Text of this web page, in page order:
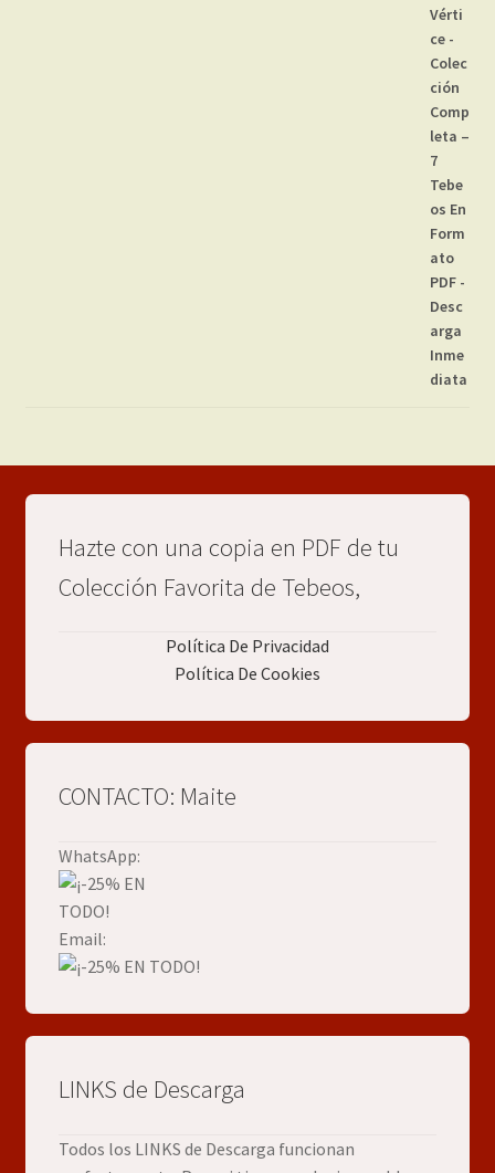
Hazte con una copia en PDF de tu
Colección Favorita de Tebeos,
Política De Privacidad
Política De Cookies
CONTACTO: Maite
WhatsApp:
Email:
LINKS de Descarga
Todos los LINKS de Descarga funcionan